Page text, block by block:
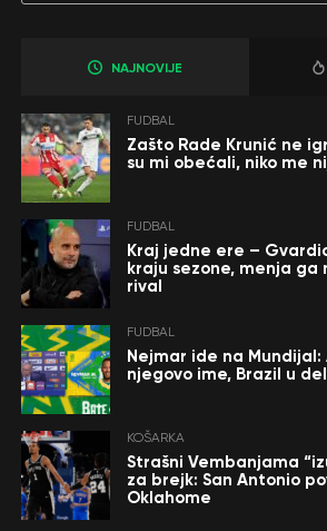
NAJNOVIJE
FUDBAL
Zašto Rade Krunić ne
su mi obećali, niko me
FUDBAL
Kraj jedne ere –
kraju sezone, menja ga
rival
FUDBAL
Nejmar ide na
njegovo ime, Brazil u
KOŠARKA
Strašni Vembanjama
za brejk: San Antonio
Oklahome